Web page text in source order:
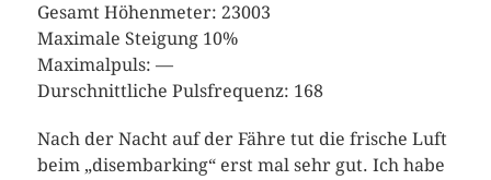
Gesamt Höhenmeter: 23003
Maximale Steigung 10%
Maximalpuls: —
Durschnittliche Pulsfrequenz: 168
Nach der Nacht auf der Fähre tut die frische Luft
beim „disembarking“ erst mal sehr gut. Ich habe